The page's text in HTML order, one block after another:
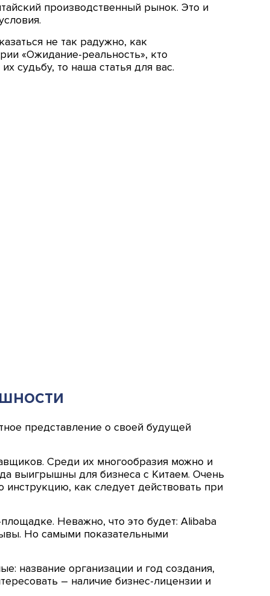
производственный рынок. Это и
не так радужно, как
«Ожидание-реальность», кто
судьбу, то наша статья для вас.
представление о своей будущей
Среди их многообразия можно и
выигрышны для бизнеса с Китаем. Очень
как следует действовать при
Неважно, что это будет: Alibaba
Но самыми показательными
название организации и год создания,
– наличие бизнес-лицензии и